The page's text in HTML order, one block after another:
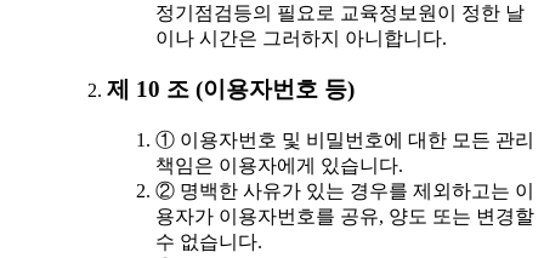
정기점검등의 필요로 교육정보원이 정한 날
이나 시간은 그러하지 아니합니다.
제 10 조 (이용자번호 등)
① 이용자번호 및 비밀번호에 대한 모든 관리
책임은 이용자에게 있습니다.
② 명백한 사유가 있는 경우를 제외하고는 이
용자가 이용자번호를 공유, 양도 또는 변경할
수 없습니다.